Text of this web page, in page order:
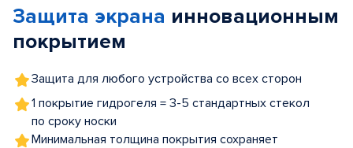
5
Защита экрана инновационным
покрытием
Защита для любого устройства со всех сторон
1 покрытие гидрогеля = 3-5 стандартных стекол
по сроку носки
Минимальная толщина покрытия сохраняет